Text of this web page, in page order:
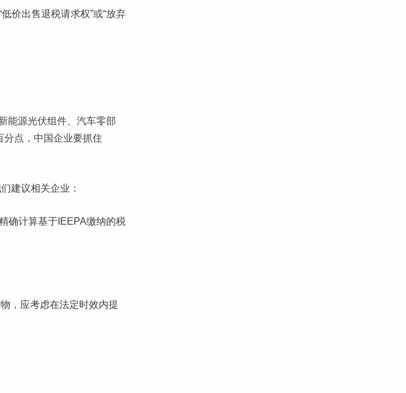
价出售退税请求权”或“放弃
能源光伏组件、汽车零部
点，中国企业要抓住
建议相关企业：
确计算基于IEEPA缴纳的税
，应考虑在法定时效内提